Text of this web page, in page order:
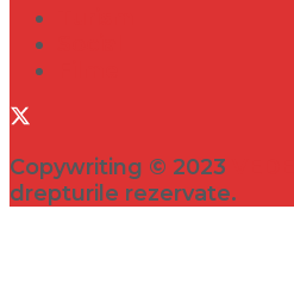
Copywriting © 2023
drepturile rezervate.